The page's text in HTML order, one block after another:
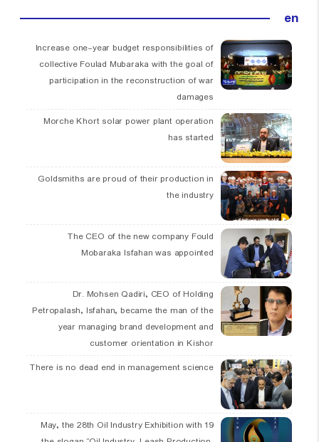
en
Increase one-year budget responsibilities of
collective Foulad Mubaraka with the goal of
participation in the reconstruction of war
damages
Morche Khort solar power plant operation
has started
Goldsmiths are proud of their production in
the industry
The CEO of the new company Fould
Mobaraka Isfahan was appointed
Dr. Mohsen Qadiri, CEO of Holding
Petropalash, Isfahan, became the man of the
year managing brand development and
customer orientation in Kishor
There is no dead end in management science
19 May, the 28th Oil Industry Exhibition with